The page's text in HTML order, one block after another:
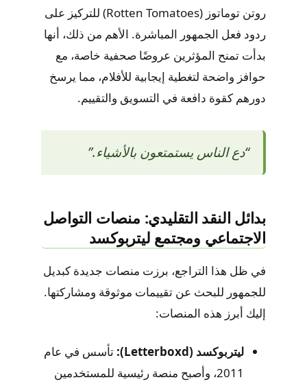
روتن توماتوز (Rotten Tomatoes) للتركيز على
ردود فعل الجمهور المباشرة. الأهم من ذلك، أنها
بدأت تمنح المؤثرين عروضًا صحفية خاصة، مع
حوافز واضحة لتغطية إيجابية للأفلام، مما يرسخ
دورهم كقوة دافعة في التسويق والتقييم.
“دع الناس يستمتعون بالأشياء.”
بدائل النقد التقليدي: منصات التواصل
الاجتماعي ومجتمع ليتربوكسد
في ظل هذا التراجع، برزت منصات جديدة كبديل
للجمهور للبحث عن تقييمات موثوقة ومشاركتها.
إليك أبرز هذه المنصات:
ليتربوكسد (Letterboxd):
تأسس في عام
2011، وأصبح منصة رئيسية للمستخدمين